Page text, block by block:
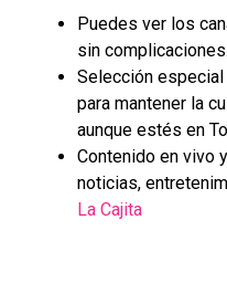
Puedes ver los
sin complicaciones.
Selección especial
para mantener la
aunque estés en
Contenido en vivo
noticias,
La Cajita